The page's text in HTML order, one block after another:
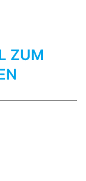
ZUM